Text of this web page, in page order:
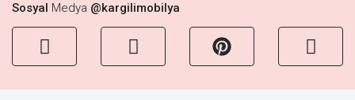
Sosyal Medya @kargilimobilya